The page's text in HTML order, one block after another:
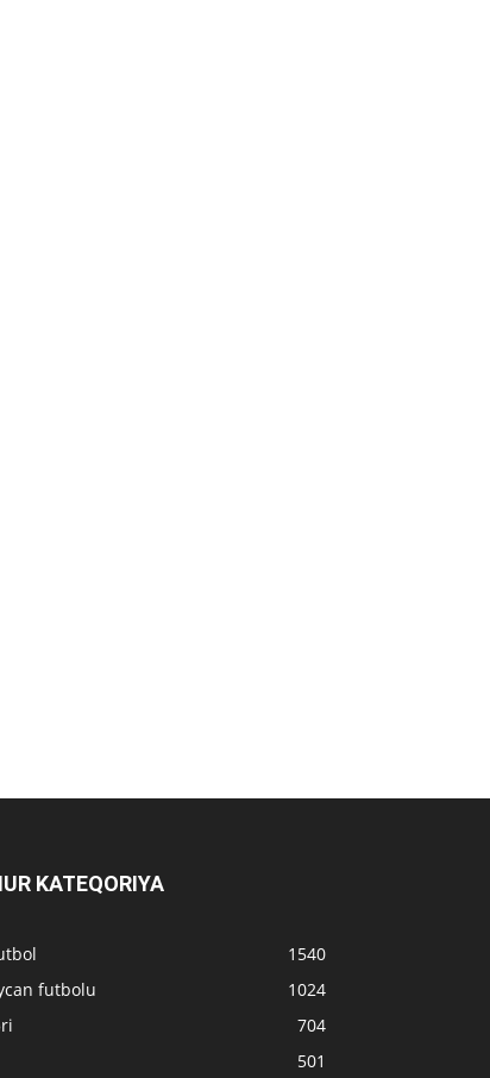
KATEQORIYA
1540
futbolu
1024
704
501